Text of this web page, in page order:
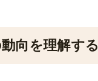
向を理解する